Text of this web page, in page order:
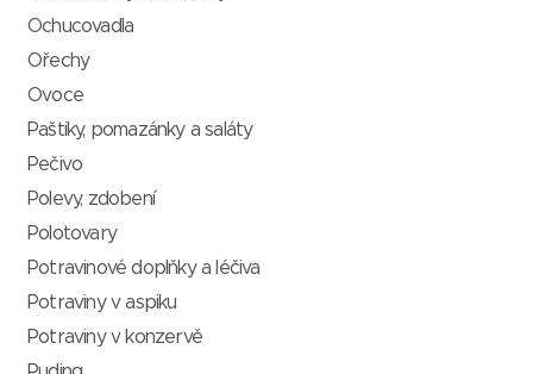
Ochucovadla
Ořechy
Ovoce
Paštiky, pomazánky a saláty
Pečivo
Polevy, zdobení
Polotovary
Potravinové doplňky a léčiva
Potraviny v aspiku
Potraviny v konzervě